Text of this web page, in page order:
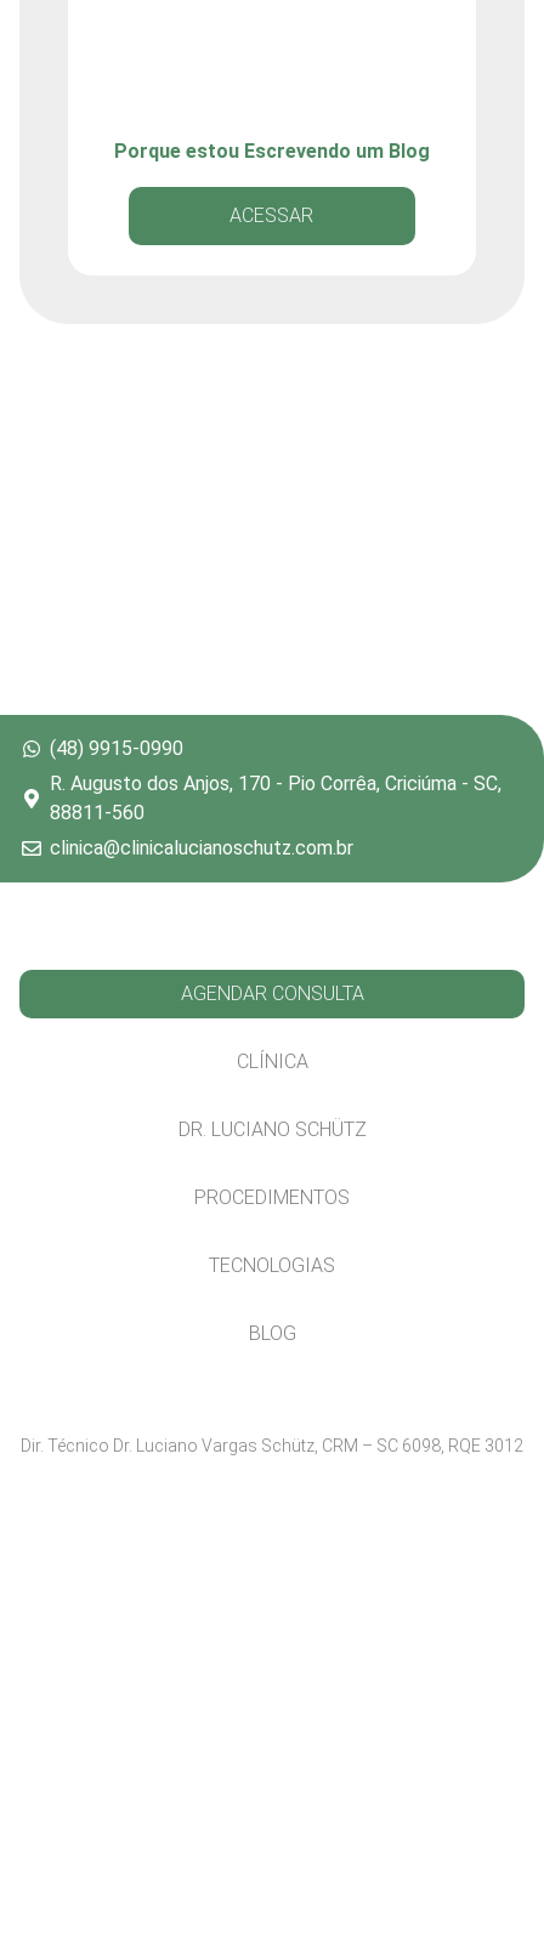
Porque estou Escrevendo um Blog
ACESSAR
(48) 9915-0990
R. Augusto dos Anjos, 170 - Pio Corrêa, Criciúma - SC,
88811-560
clinica@clinicalucianoschutz.com.br
AGENDAR CONSULTA
CLÍNICA
DR. LUCIANO SCHÜTZ
PROCEDIMENTOS
TECNOLOGIAS
BLOG
Dir. Técnico Dr. Luciano Vargas Schütz, CRM – SC 6098, RQE 3012